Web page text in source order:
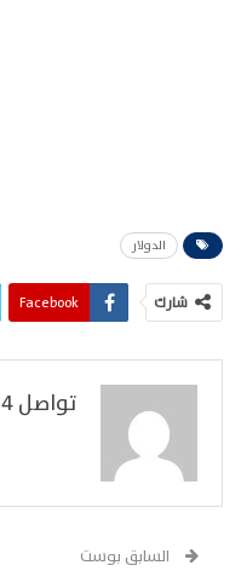
الدولار
شارك Facebook
تواصل 24
السابق بوست